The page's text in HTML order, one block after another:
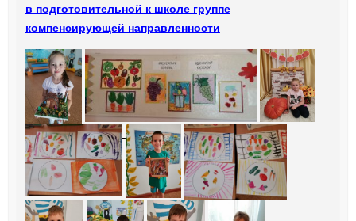
в подготовительной к школе группе
компенсирующей направленности